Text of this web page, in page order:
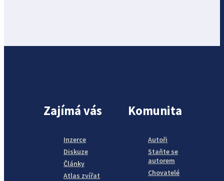
Zajímá vás
Inzerce
Diskuze
Články
Atlas zvířat
Komunita
Autoři
Staňte se
autorem
Chovatelé